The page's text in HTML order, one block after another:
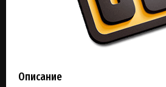
Описание